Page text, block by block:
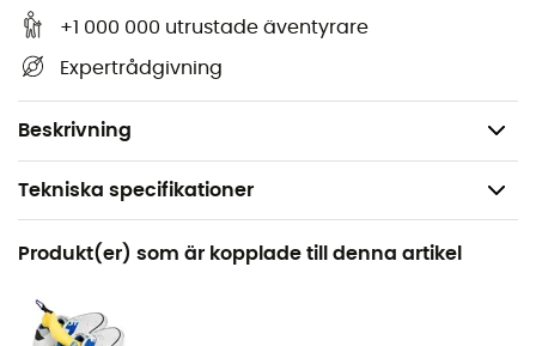
+1 000 000 utrustade äventyrare
Expertrådgivning
Beskrivning
mocka,
Kan även användas för dina kläder och väskor.
Tekniska specifikationer
Rekommenderad för
Den dagliga
Produktnamn
Produkt(er) som är kopplade till denna artikel